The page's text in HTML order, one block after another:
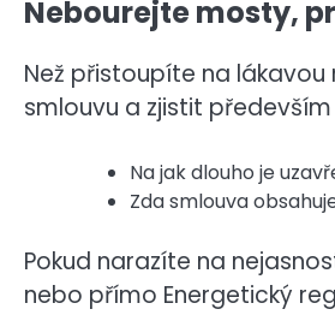
Nebourejte mosty,
Než přistoupíte na
smlouvu a zjistit
Na jak dlouho je
Zda smlouva
Pokud narazíte na
nebo přímo Energetický